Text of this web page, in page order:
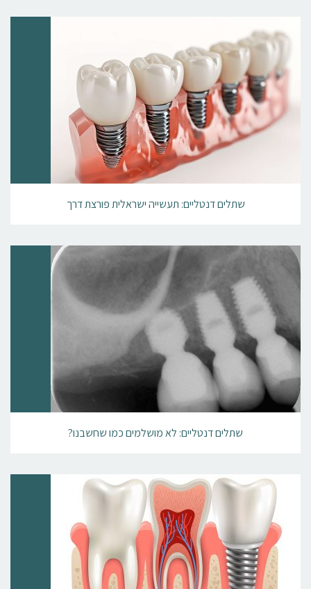
שתלים דנטליים: תעשייה ישראלית פורצת דרך
שתלים דנטליים: לא מושלמים כמו שחשבנו?